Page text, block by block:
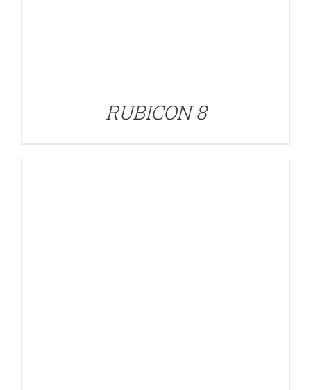
RUBICON 8